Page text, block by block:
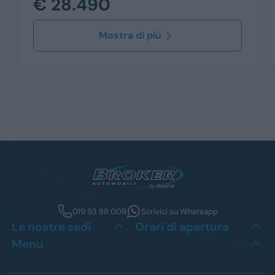
Mostra di più
019 93 88 009 Scrivici su Whatsapp
Le nostre sedi
Orari di apertura
Menu